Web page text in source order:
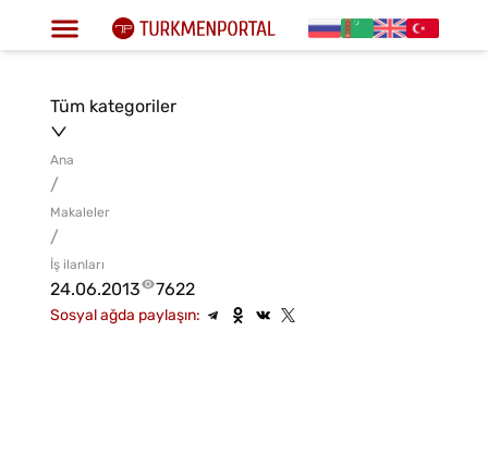
Tüm kategoriler
Ana
/
Makaleler
/
İş ilanları
24.06.2013 7622
Sosyal ağda paylaşın: